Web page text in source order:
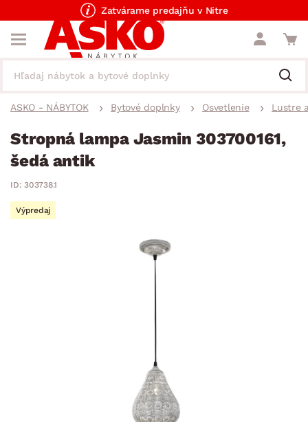
Zatvárame predajňu v Nitre
ASKO - NÁBYTOK Bytové doplnky Osvetlenie Lustre
Stropná lampa Jasmin 303700161,
šedá antik
ID: 303738.1
Výpredaj